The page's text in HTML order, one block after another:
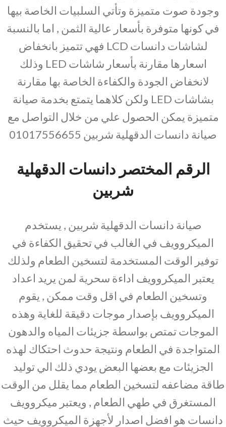
وجودة صوت متميزة وتأتي السلبيات الخاصة بيها
في كونها متوفرة بأسعار عالية الثمن , اما بالنسبة
لشاشات دانسات LCD فهي تتميز بانخفاض
اسعارها مقارنة بأسعار شاشات LED وذلك
لانخفاض الجودة والكفاءة الخاصة بها مقارنة
بشاشات LED ولكن كلاهما يتمتع بخدمة صيانة
متميزة يمكن الحصول علي من خلال التواصل مع
صيانة دانسات الدقهلية شربين 01017556655
الرقم المختصر دانسات الدقهلية
شربين
صيانة دانسات الدقهلية شربين , يستخدم
الميكروويف في الغالب في تحقيق الكفاءة في
توفير الوقت المستخدمة لتسخين الطعام ولذلك
يعتبر الميكروويف اداءة سحرية لمن يريد اعداد
وتسخين الطعام في اقل وقت ممكن , يقوم
الميكروويف بإصدار موجات دقيقة للغاية وهذه
الموجات تمتص بواسطة جزيئات المياه والدهون
المتواجدة في الطعام ونتيجة حدوث احتكاك لهذه
الجزيئات مع بعضها البعض يودي ذلك الي توليد
طاقة مضاعفه لتسخين الطعام مما يقلل من الوقت
المستغرق في طهي الطعام , ويعتبر ميكروويف
دانسات هو افضل اصدار لأجهزة الميكروويف حيث